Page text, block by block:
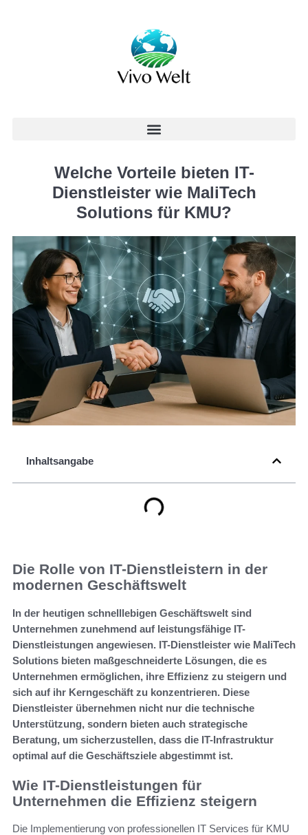
Welche Vorteile bieten IT-
Dienstleister wie MaliTech
Solutions für KMU?
Inhaltsangabe
Die Rolle von IT-Dienstleistern in der
modernen Geschäftswelt
In der heutigen schnelllebigen Geschäftswelt sind
Unternehmen zunehmend auf leistungsfähige IT-
Dienstleistungen angewiesen. IT-Dienstleister wie MaliTech
Solutions bieten maßgeschneiderte Lösungen, die es
Unternehmen ermöglichen, ihre Effizienz zu steigern und
sich auf ihr Kerngeschäft zu konzentrieren. Diese
Dienstleister übernehmen nicht nur die technische
Unterstützung, sondern bieten auch strategische
Beratung, um sicherzustellen, dass die IT-Infrastruktur
optimal auf die Geschäftsziele abgestimmt ist.
Wie IT-Dienstleistungen für
Unternehmen die Effizienz steigern
Die Implementierung von professionellen IT Services für KMU